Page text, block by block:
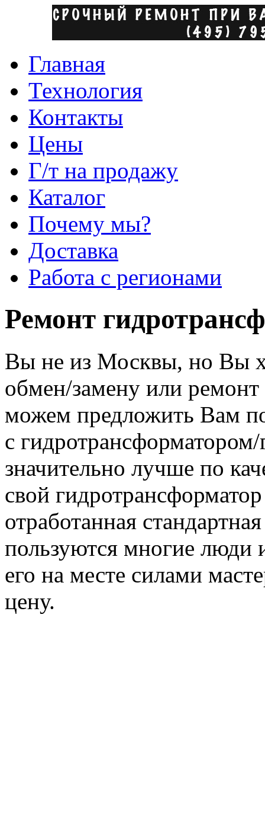
Главная
Технология
Контакты
Цены
Г/т на продажу
Каталог
Почему мы?
Доставка
Работа с регионами
Ремонт
Вы не из Москвы, но Вы
обмен/замену или
можем предложить Вам
с
значительно лучше по
свой
отработанная
пользуются многие люди
его на месте силами
цену.